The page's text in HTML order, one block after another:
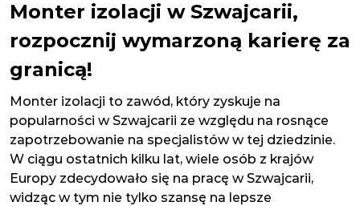
Monter izolacji w Szwajcarii,
rozpocznij wymarzoną karierę za
granicą!
Monter izolacji to zawód, który zyskuje na
popularności w Szwajcarii ze względu na rosnące
zapotrzebowanie na specjalistów w tej dziedzinie.
W ciągu ostatnich kilku lat, wiele osób z krajów
Europy zdecydowało się na pracę w Szwajcarii,
widząc w tym nie tylko szansę na lepsze